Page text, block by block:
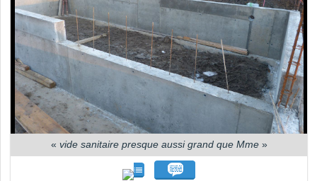
« vide sanitaire presque aussi grand que Mme»